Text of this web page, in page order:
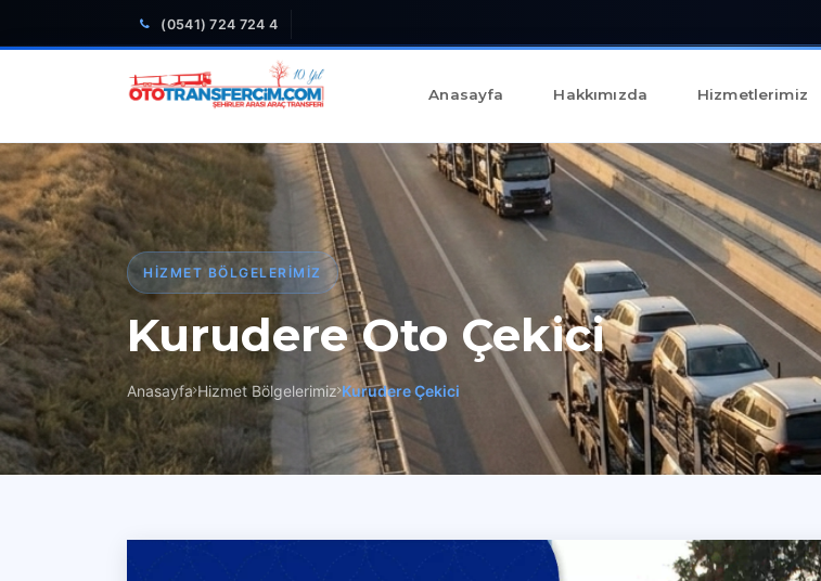
(0541) 724 724 4
Anasayfa Hakkımızda Hizmetlerimiz
HIZMET BÖLGELERIMIZ
Kurudere Oto Çekici
Anasayfa Hizmet Bölgelerimiz Kurudere Çekici